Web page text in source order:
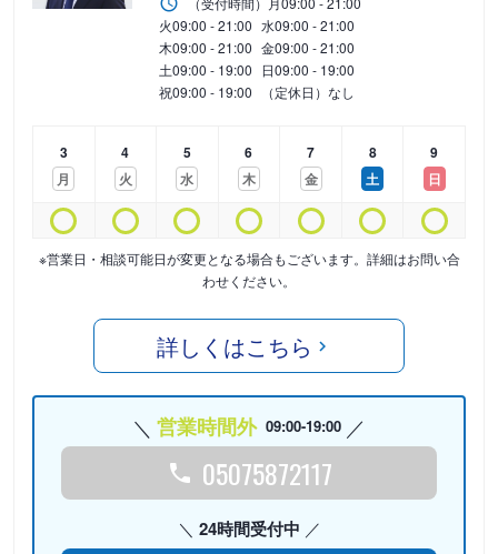
火09:00 - 21:00 水09:00 - 21:00
木09:00 - 21:00 金09:00 - 21:00
土09:00 - 19:00 日09:00 - 19:00
祝09:00 - 19:00 （定休日）なし
3
月
4
火
5
水
6
木
7
金
8
土
9
日
※営業日・相談可能日が変更となる場合もございます。詳細はお問い合
わせください。
詳しくはこちら
営業時間外 09:00-19:00
05075872117
24時間受付中